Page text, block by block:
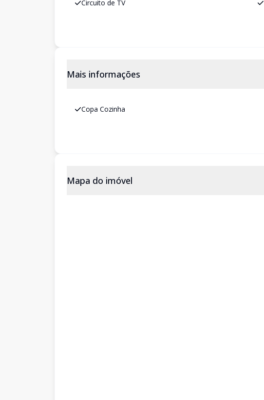
Circuito de TV
Mais informações
Copa Cozinha
Mapa do imóvel